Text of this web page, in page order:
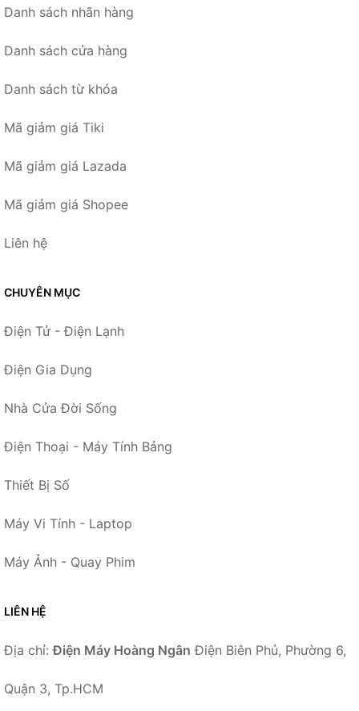
Danh sách nhãn hàng
Danh sách cửa hàng
Danh sách từ khóa
Mã giảm giá Tiki
Mã giảm giá Lazada
Mã giảm giá Shopee
Liên hệ
CHUYÊN MỤC
Điện Tử - Điện Lạnh
Điện Gia Dụng
Nhà Cửa Đời Sống
Điện Thoại - Máy Tính Bảng
Thiết Bị Số
Máy Vi Tính - Laptop
Máy Ảnh - Quay Phim
LIÊN HỆ
Địa chỉ:Điện Máy Hoàng Ngân Điện Biên Phủ, Phường 6,
Quận 3, Tp.HCM